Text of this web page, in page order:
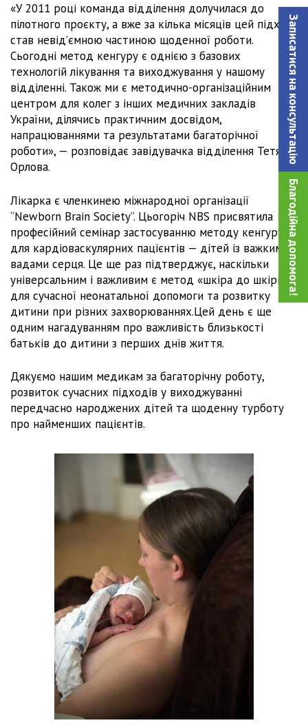
Записатися на консультацiю
Благодійна допомога!
«У 2011 році команда відділення долучилася до
пілотного проєкту, а вже за кілька місяців цей підхід
став невід’ємною частиною щоденної роботи.
Сьогодні метод кенгуру є однією з базових
технологій лікування та виходжування у нашому
відділенні. Також ми є методично-організаційним
центром для колег з інших медичних закладів
України, ділячись практичним досвідом,
напрацюваннями та результатами багаторічної
роботи», — розповідає завідувачка відділення Тетяна
Орлова.
Лікарка є членкинею міжнародної організації
“Newborn Brain Society”. Цьогоріч NBS присвятила
професійний семінар застосуванню методу кенгуру
для кардіоваскулярних пацієнтів — дітей із важкими
вадами серця. Це ще раз підтверджує, наскільки
універсальним і важливим є метод «шкіра до шкіри»
для сучасної неонатальної допомоги та розвитку
дитини при різних захворюваннях.Цей день є ще
одним нагадуванням про важливість близькості
батьків до дитини з перших днів життя.
Дякуємо нашим медикам за багаторічну роботу,
розвиток сучасних підходів у виходжуванні
передчасно народжених дітей та щоденну турботу
про найменших пацієнтів.